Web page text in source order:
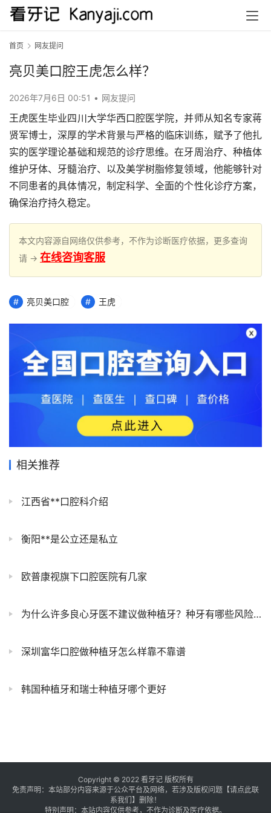
首页 网友提问
亮贝美口腔王虎怎么样？
2026年7月6日 00:51 • 网友提问
王虎医生毕业四川大学华西口腔医学院，并师从知名专家蒋
贤军博士，深厚的学术背景与严格的临床训练，赋予了他扎
实的医学理论基础和规范的诊疗思维。在牙周治疗、种植体
维护牙体、牙髓治疗、以及美学树脂修复领域，他能够针对
不同患者的具体情况，制定科学、全面的个性化诊疗方案，
确保治疗持久稳定。
本文内容源自网络仅供参考，不作为诊断医疗依据，更多查询
请 → 在线咨询客服
亮贝美口腔 王虎
相关推荐
江西省**口腔科介绍
衡阳**是公立还是私立
欧普康视旗下口腔医院有几家
为什么许多良心牙医不建议做种植牙？种牙有哪些风险？
深圳富华口腔做种植牙怎么样靠不靠谱
韩国种植牙和瑞士种植牙哪个更好
Copyright © 2022 看牙记 版权所有
免责声明：本站部分内容来源于公众平台及网络，若涉及版权问题【请点此联
系我们 】 删除！
特别声明：本站内容仅供参考，不作为诊断及医疗依据。